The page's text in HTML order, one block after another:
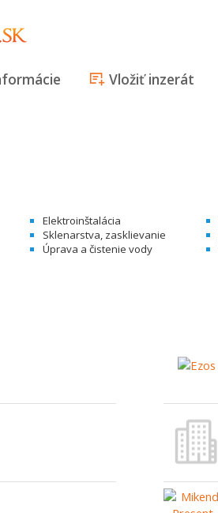
Vložiť inzerát
Elektroinštalácia
Sklenarstva, zasklievanie
Úprava a čistenie vody